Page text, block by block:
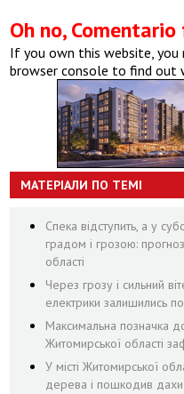
Oh no,
If you own this website,
browser console to find out
МАТЕРІАЛИ ПО ТЕМІ
Спека відступить, а у
градом і грозою:
області
Через грозу і сильний
електрики залишились
Максимальна позначка
Житомирської області
У місті Житомирської
дерева і пошкодив дахи